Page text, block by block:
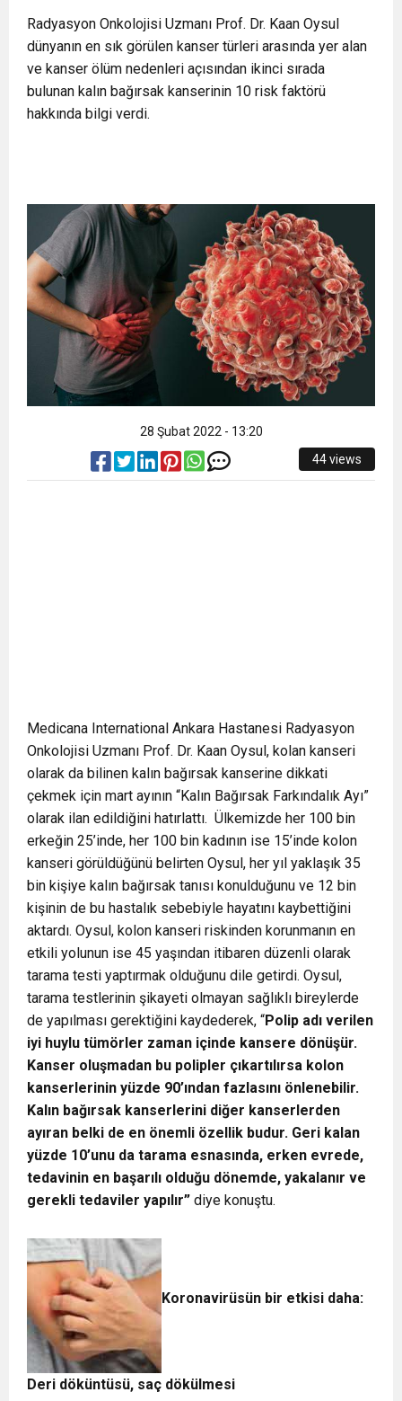
buluşturdu
11:36 Hareketsiz yaşam diyabete neden oluyor
11:32 Dr. Öcük, karın germe estetiği ile ilgili bilgi verdi
Radyasyon Onkolojisi Uzmanı Prof. Dr. Kaan Oysul
dünyanın en sık görülen kanser türleri arasında yer alan
ve kanser ölüm nedenleri açısından ikinci sırada
bulunan kalın bağırsak kanserinin 10 risk faktörü
hakkında bilgi verdi.
28 Şubat 2022 - 13:20
44 views
Medicana International Ankara Hastanesi Radyasyon
Onkolojisi Uzmanı Prof. Dr. Kaan Oysul, kolan kanseri
olarak da bilinen kalın bağırsak kanserine dikkati
çekmek için mart ayının “Kalın Bağırsak Farkındalık Ayı”
olarak ilan edildiğini hatırlattı. Ülkemizde her 100 bin
erkeğin 25’inde, her 100 bin kadının ise 15’inde kolon
kanseri görüldüğünü belirten Oysul, her yıl yaklaşık 35
bin kişiye kalın bağırsak tanısı konulduğunu ve 12 bin
kişinin de bu hastalık sebebiyle hayatını kaybettiğini
aktardı. Oysul, kolon kanseri riskinden korunmanın en
etkili yolunun ise 45 yaşından itibaren düzenli olarak
tarama testi yaptırmak olduğunu dile getirdi. Oysul,
tarama testlerinin şikayeti olmayan sağlıklı bireylerde
de yapılması gerektiğini kaydederek, “Polip adı verilen
iyi huylu tümörler zaman içinde kansere dönüşür.
Kanser oluşmadan bu polipler çıkartılırsa kolon
kanserlerinin yüzde 90’ından fazlasını önlenebilir.
Kalın bağırsak kanserlerini diğer kanserlerden
ayıran belki de en önemli özellik budur. Geri kalan
yüzde 10’unu da tarama esnasında, erken evrede,
tedavinin en başarılı olduğu dönemde, yakalanır ve
gerekli tedaviler yapılır” diye konuştu.
Koronavirüsün bir etkisi daha:
Deri döküntüsü, saç dökülmesi